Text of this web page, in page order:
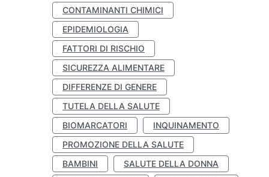
CONTAMINANTI CHIMICI
EPIDEMIOLOGIA
FATTORI DI RISCHIO
SICUREZZA ALIMENTARE
DIFFERENZE DI GENERE
TUTELA DELLA SALUTE
BIOMARCATORI
INQUINAMENTO
PROMOZIONE DELLA SALUTE
BAMBINI
SALUTE DELLA DONNA